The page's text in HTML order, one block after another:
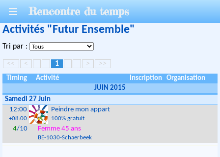
Rencontre du temps
Activités "Futur Ensemble"
Tri par :
<< < 1 > >>
Timing Activité Inscription
Organisation
JUIN 2015
Samedi 27 Juin
12:00
+08:00
Peindre mon appart
100% gratuit
4/10 Femme 45 ans
BE-1030-Schaerbeek